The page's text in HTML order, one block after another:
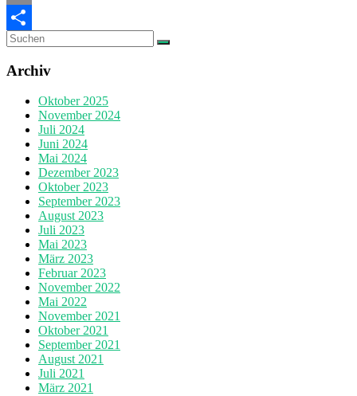
Email
Teilen
Archiv
Oktober 2025
November 2024
Juli 2024
Juni 2024
Mai 2024
Dezember 2023
Oktober 2023
September 2023
August 2023
Juli 2023
Mai 2023
März 2023
Februar 2023
November 2022
Mai 2022
November 2021
Oktober 2021
September 2021
August 2021
Juli 2021
März 2021